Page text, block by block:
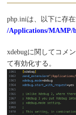
php.iniは、以下に存在
/Applications/MAMP/
xdebugに関してコメ
て有効化する。